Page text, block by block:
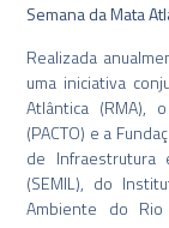
Semana da Mata
Realizada
uma iniciativa
Atlântica (RMA),
(PACTO) e a
de
(SEMIL), do
Ambiente do